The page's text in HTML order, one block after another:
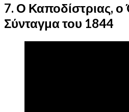
7. Ο Καποδίστριας, ο
Σύνταγμα του 1844